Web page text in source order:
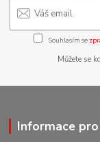
Souhlasím se
Můžete se
Informace